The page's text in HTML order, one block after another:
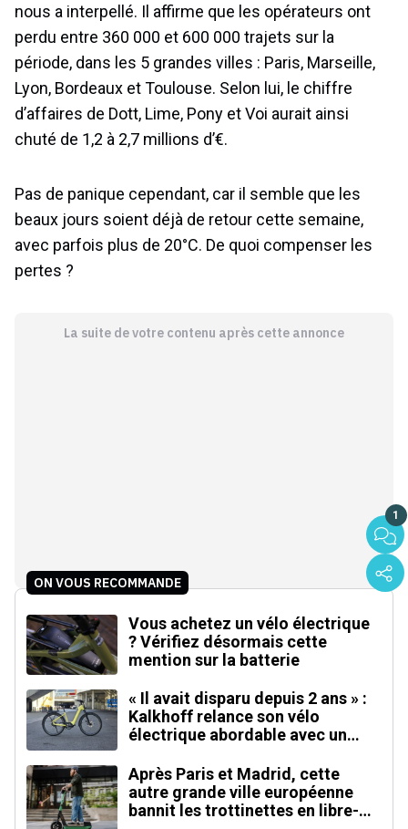
nous a interpellé. Il affirme que les opérateurs ont
perdu entre 360 000 et 600 000 trajets sur la
période, dans les 5 grandes villes : Paris, Marseille,
Lyon, Bordeaux et Toulouse. Selon lui, le chiffre
d’affaires de Dott, Lime, Pony et Voi aurait ainsi
chuté de 1,2 à 2,7 millions d’€.
Pas de panique cependant, car il semble que les
beaux jours soient déjà de retour cette semaine,
avec parfois plus de 20°C. De quoi compenser les
pertes ?
La suite de votre contenu après cette annonce
1
ON VOUS RECOMMANDE
Vous achetez un vélo électrique
? Vérifiez désormais cette
mention sur la batterie
« Il avait disparu depuis 2 ans » :
Kalkhoff relance son vélo
électrique abordable avec un
Après Paris et Madrid, cette
autre grande ville européenne
bannit les trottinettes en libre-